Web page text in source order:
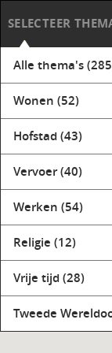
SELECTEER
Alle thema's
Wonen (52)
Hofstad (43)
Vervoer(40)
Werken (54)
Religie (12)
Vrije tijd (28)
Tweede